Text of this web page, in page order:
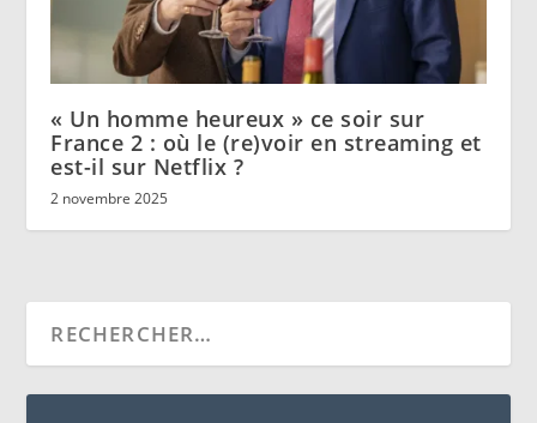
« Un homme heureux » ce soir sur
France 2 : où le (re)voir en streaming et
est-il sur Netflix ?
2 novembre 2025